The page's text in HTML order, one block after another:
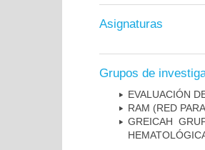
Asignaturas
Grupos de
EVALUACIÓN
RAM (RED
GREICAH